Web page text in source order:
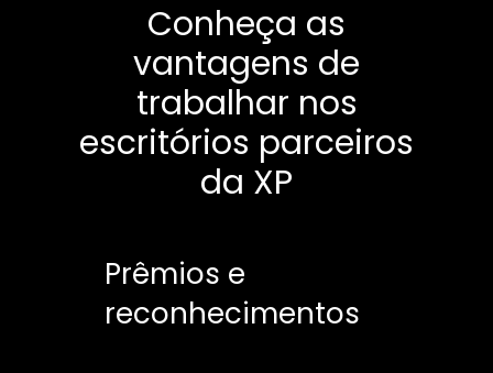
Conheça as
vantagens de
trabalhar nos
escritórios parceiros
da XP
Prêmios e
reconhecimentos